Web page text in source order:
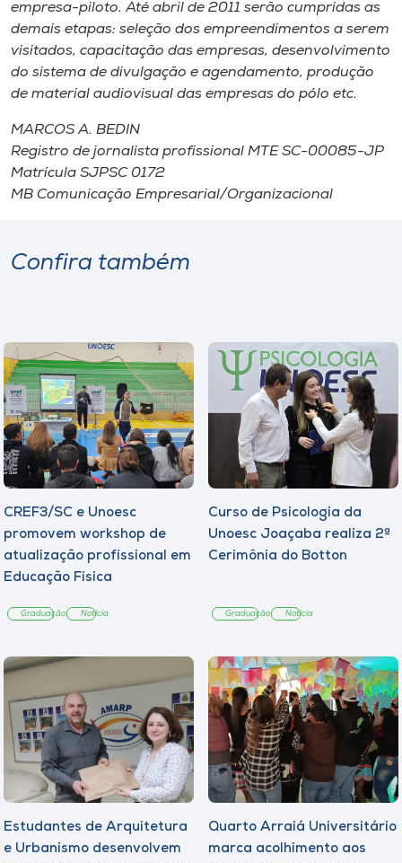
empresa-piloto. Até abril de 2011 serão cumpridas as
demais etapas: seleção dos empreendimentos a serem
visitados, capacitação das empresas, desenvolvimento
do sistema de divulgação e agendamento, produção
de material audiovisual das empresas do pólo etc.
MARCOS A. BEDIN
Registro de jornalista profissional MTE SC-00085-JP
Matrícula SJPSC 0172
MB Comunicação Empresarial/Organizacional
Confira também
CREF3/SC e Unoesc
promovem workshop de
atualização profissional em
Educação Física
Graduação Notícia
Curso de Psicologia da
Unoesc Joaçaba realiza 2ª
Cerimônia do Botton
Graduação Notícia
Estudantes de Arquitetura
e Urbanismo desenvolvem
Quarto Arraiá Universitário
marca acolhimento aos